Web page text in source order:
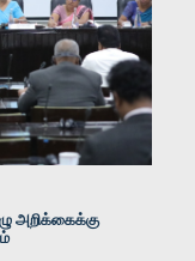
அறிக்கைக்கு